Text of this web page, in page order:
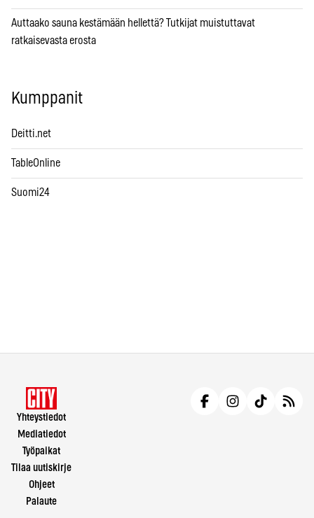
Auttaako sauna kestämään hellettä? Tutkijat muistuttavat
ratkaisevasta erosta
Kumppanit
Deitti.net
TableOnline
Suomi24
Yhteystiedot
Mediatiedot
Työpaikat
Tilaa uutiskirje
Ohjeet
Palaute